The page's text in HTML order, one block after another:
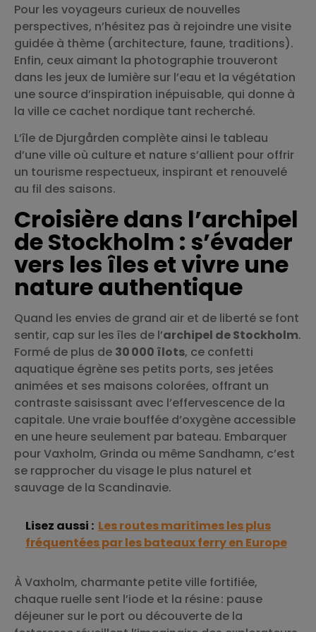
Pour les voyageurs curieux de nouvelles
perspectives, n’hésitez pas à rejoindre une visite
guidée à thème (architecture, faune, traditions).
Enfin, ceux aimant la photographie trouveront
dans les jeux de lumière sur l’eau et la végétation
une source d’inspiration inépuisable, qui donne à
la ville ce cachet nordique tant recherché.
L’île de Djurgården complète ainsi le tableau
d’une ville où culture et nature s’allient pour offrir
un tourisme respectueux, inspirant et renouvelé
au fil des saisons.
Croisière dans l’archipel
de Stockholm : s’évader
vers les îles et vivre une
nature authentique
Quand les envies de grand air et de liberté se font
sentir, cap sur les îles de l’archipel de Stockholm.
Formé de plus de 30 000 îlots, ce confetti
aquatique égrène ses petits ports, ses jetées
animées et ses maisons colorées, offrant un
contraste saisissant avec l’effervescence de la
capitale. Une vraie bouffée d’oxygène accessible
en une heure seulement par bateau. Embarquer
pour Vaxholm, Grinda ou même Sandhamn, c’est
se rapprocher du visage le plus naturel et
sauvage de la Scandinavie.
Lisez aussi : Les routes maritimes les plus
fréquentées par les bateaux ferry en Europe
À Vaxholm, charmante petite ville fortifiée,
chaque ruelle sent l’iode et la résine : pause
déjeuner sur le port ou découverte de la